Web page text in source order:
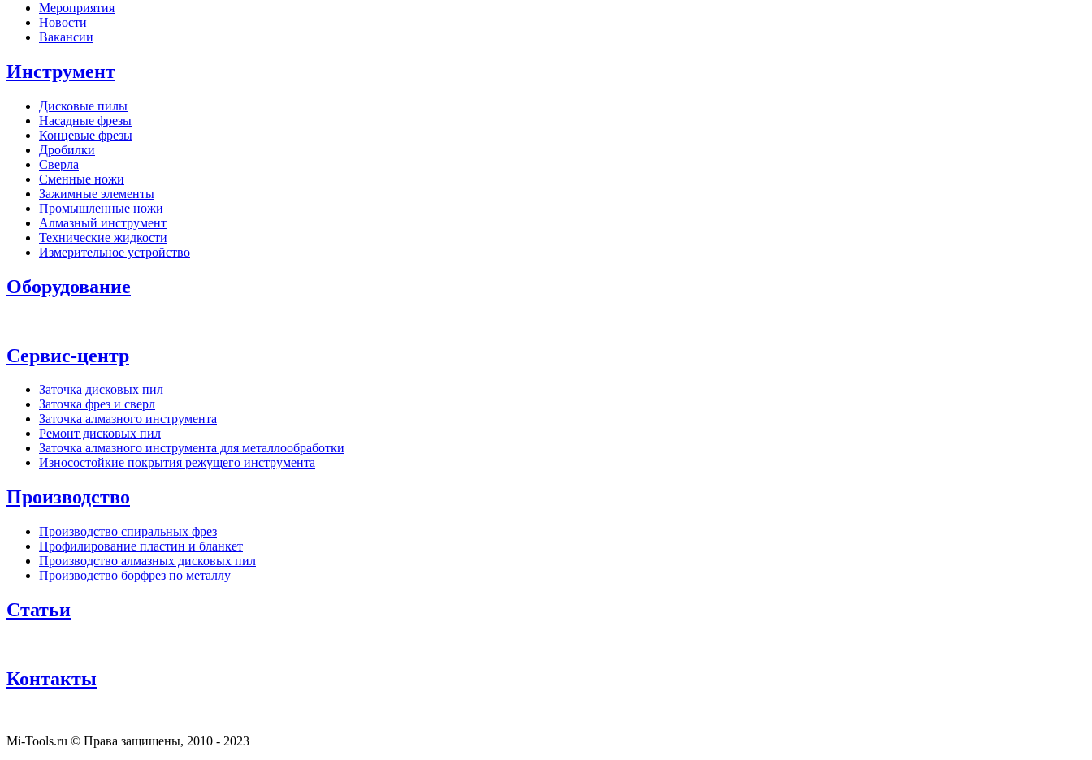
Мероприятия
Новости
Вакансии
Инструмент
Дисковые пилы
Насадные фрезы
Концевые фрезы
Дробилки
Сверла
Сменные ножи
Зажимные элементы
Промышленные ножи
Алмазный инструмент
Технические жидкости
Измерительное устройство
Оборудование
Сервис-центр
Заточка дисковых пил
Заточка фрез и сверл
Заточка алмазного инструмента
Ремонт дисковых пил
Заточка алмазного инструмента для металлообработки
Износостойкие покрытия режущего инструмента
Производство
Производство спиральных фрез
Профилирование пластин и бланкет
Производство алмазных дисковых пил
Производство борфрез по металлу
Статьи
Контакты
Mi-Tools.ru © Права защищены, 2010 - 2023